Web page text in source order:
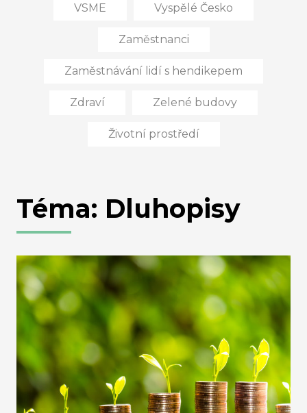
VSME Vyspělé Česko
Zaměstnanci
Zaměstnávání lidí s hendikepem
Zdraví Zelené budovy
Životní prostředí
Téma: Dluhopisy